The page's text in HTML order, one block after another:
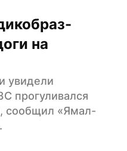
на
увидели
прогуливался
сообщил «Ямал-